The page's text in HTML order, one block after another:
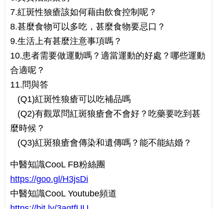
7.紅斑性狼瘡該如何藉由飲食控制呢？
8.甚麼食物可以多吃，甚麼食物要忌口？
9.生活上有甚麼注意事項嗎？
10.患者需要做運動嗎？適當運動的好處？哪些運動
合適呢？
11.問與答
(Q1)紅斑性狼瘡可以吃補品嗎
(Q2)有觀眾問紅斑狼瘡會不會好？吃藥要吃到甚
麼時候？
(Q3)紅斑狼瘡會傳染和遺傳嗎？能不能結婚？
中醫知識CooL FB粉絲團
https://goo.gl/H3jsDi
中醫知識CooL Youtube頻道